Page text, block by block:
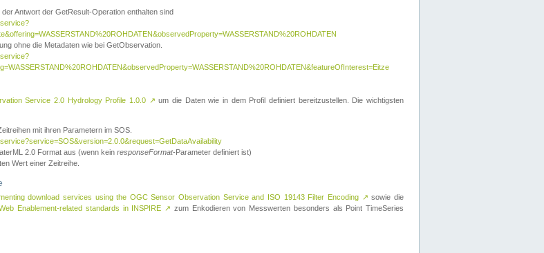
Antwort der GetResult-Operation enthalten sind
ohne die Metadaten wie bei GetObservation.
Service 2.0 Hydrology Profile 1.0.0 ↗ um die Daten wie in dem Profil definiert bereitzustellen. Die wichtigsten
mit ihren Parametern im SOS.
2.0 Format aus (wenn kein responseFormat-Parameter definiert ist)
Wert einer Zeitreihe.
download services using the OGC Sensor Observation Service and ISO 19143 Filter Encoding ↗ sowie die
Enablement-related standards in INSPIRE ↗ zum Enkodieren von Messwerten besonders als Point TimeSeries